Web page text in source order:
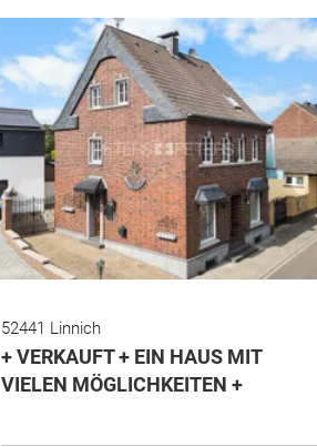
52441 Linnich
+ VERKAUFT + EIN HAUS MIT
VIELEN MÖGLICHKEITEN +